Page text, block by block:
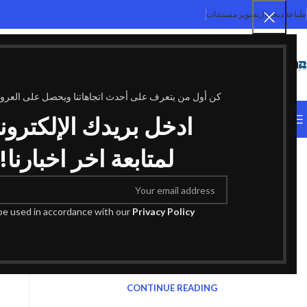
كن أول من يتعرف على أحدث اتجاهاتنا ويحصل على
ادخل بريدك
لمتابعة اخر اخبارنا!
used in accordance with our Privacy Policy
طباعة ديجيتالتصوير مستندات
أبرز ماركات الطابعات الرقمية لعام
2025: اختيارات مميزة
By Ansarmaps2@gmail.com
0
الأماكن مثل ال...
CONTINUE READING